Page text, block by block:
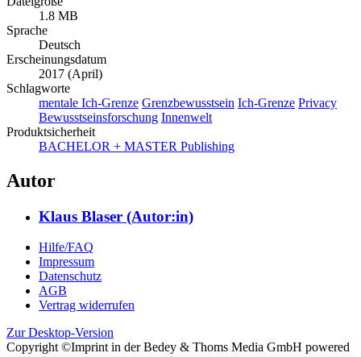
1.8 MB
Sprache
Deutsch
Erscheinungsdatum
2017 (April)
Schlagworte
mentale Ich-Grenze Grenzbewusstsein Ich-Grenze Privacy
Bewusstseinsforschung Innenwelt
Produktsicherheit
BACHELOR + MASTER Publishing
Autor
Klaus Blaser (Autor:in)
Hilfe/FAQ
Impressum
Datenschutz
AGB
Vertrag widerrufen
Zur Desktop-Version
Copyright ©Imprint in der Bedey & Thoms Media GmbH powered